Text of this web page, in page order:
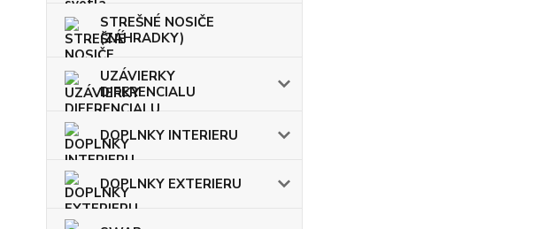
STREŠNÉ NOSIČE
(ZÁHRADKY)
UZÁVIERKY
DIFERENCIALU
DOPLNKY INTERIERU
DOPLNKY EXTERIERU